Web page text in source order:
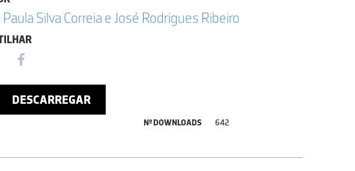
Silva Correia e José Rodrigues Ribeiro
DESCARREGAR
Nº DOWNLOADS 642